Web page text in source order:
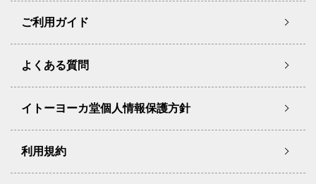
ご利用ガイド
よくある質問
イトーヨーカ堂個人情報保護方針
利用規約